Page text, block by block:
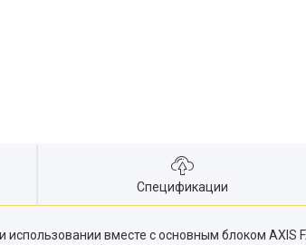
Спецификации
вместе с основным блоком AXIS